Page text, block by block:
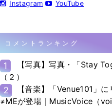
Instagram YouTube
コメントランキング
1
【写真】写真・「Stay
（２）
2
【音楽】「Venue101」
≠MEが登場｜MusicVoice（